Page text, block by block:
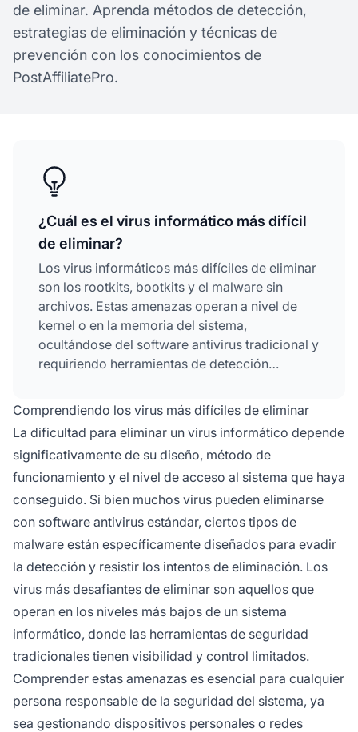
de eliminar. Aprenda métodos de detección,
estrategias de eliminación y técnicas de
prevención con los conocimientos de
PostAffiliatePro.
¿Cuál es el virus informático más difícil
de eliminar?
Los virus informáticos más difíciles de eliminar
son los rootkits, bootkits y el malware sin
archivos. Estas amenazas operan a nivel de
kernel o en la memoria del sistema,
ocultándose del software antivirus tradicional y
requiriendo herramientas de detección
sistema para su eliminación.
Comprendiendo los virus más difíciles de eliminar
La dificultad para eliminar un virus informático depende
significativamente de su diseño, método de
funcionamiento y el nivel de acceso al sistema que haya
conseguido. Si bien muchos virus pueden eliminarse
con software antivirus estándar, ciertos tipos de
malware están específicamente diseñados para evadir
la detección y resistir los intentos de eliminación. Los
virus más desafiantes de eliminar son aquellos que
operan en los niveles más bajos de un sistema
informático, donde las herramientas de seguridad
tradicionales tienen visibilidad y control limitados.
Comprender estas amenazas es esencial para cualquier
persona responsable de la seguridad del sistema, ya
sea gestionando dispositivos personales o redes